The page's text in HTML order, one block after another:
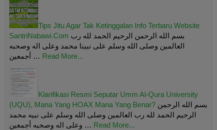
Tips Jitu Agar Tak Ketinggalan Info Terbaru Website
SantriNabawi.Com
العالمين وصلى الله وسلم على نبينا محمد وعلى اله وصحبه
أجمعين … Read More...
Klarifikasi Resmi Seputar Umm Al-Qura University
(UQU), Mana Yang HOAX Mana Yang Benar?
الرحيم الحمد لله رب العالمين وصلى الله وسلم على نبيه محمد
وعلى اله وصحبه أجمعين … Read More...